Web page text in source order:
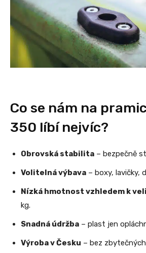
Co se nám na
350 líbí nejvíc?
Obrovská stabilita – bezpečně
Volitelná výbava – boxy, lavičky,
Nízká hmotnost vzhledem k
kg.
Snadná údržba – plast jen
Výroba v Česku – bez